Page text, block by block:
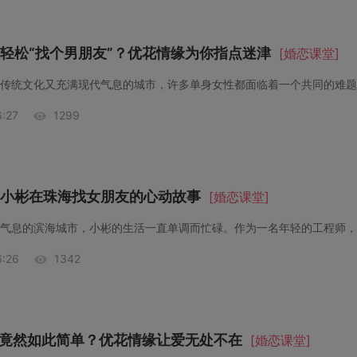
松“找个男朋友”？优花情缘为你指点迷津 [婚恋课堂]
1299
彬在珠海找女朋友的心动故事 [婚恋课堂]
1342
然如此简单？优花情缘让爱无处不在 [婚恋课堂]